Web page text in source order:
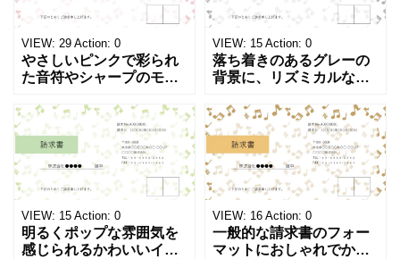
VIEW: 29 Action: 0
やさしいピンクで彩られ
た音符やシャープのモチ
がる、キュートで華やか
な請求書テンプレートで
す。出演料、演奏ギャ
ラ、取材費請求、イベン
ト請求などの書類作成に
ご活用ください。 表の項
目は現在は品目、数量、
単価、金額になってい
VIEW: 15 Action: 0
落ち着きのあるグレーの
背景に、リズミカルな音
が浮かぶ、シンプルでス
タイリッシュな請求書テ
ンプレートです。シック
で洗練されたモノトーン
調のカラーは、モノクロ
印刷、FAX送信にも使え
るデザインです。 大人の
音楽教室やプライ
VIEW: 15 Action: 0
明るくポップな雰囲気を
感じられるかわいいイラ
VIEW: 16 Action: 0
一般的な請求書のフォー
マットにおしゃれでかわ